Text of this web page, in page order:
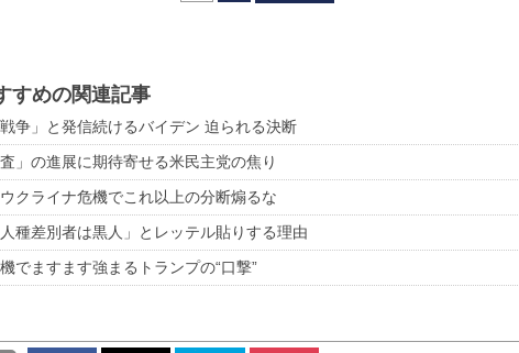
すめの関連記事
戦争」と発信続けるバイデン 迫られる決断
査」の進展に期待寄せる米民主党の焦り
クライナ危機でこれ以上の分断煽るな
種差別者は黒人」とレッテル貼りする理由
でますます強まるトランプの“口撃”